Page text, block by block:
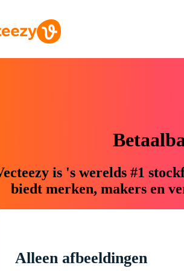
is 's werelds #1
biedt merken, makers en
Alleen afbeeldingen